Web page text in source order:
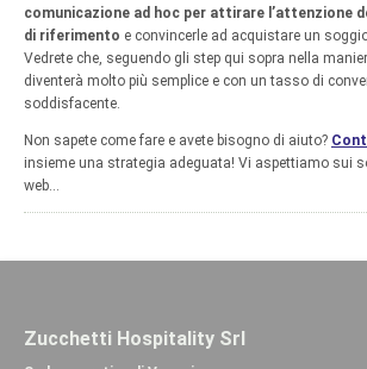
comunicazione ad hoc per attirare l’attenzione
di riferimento e convincerle ad acquistare un
Vedrete che, seguendo gli step qui sopra nella
diventerà molto più semplice e con un tasso di
soddisfacente.
Non sapete come fare e avete bisogno di aiuto?
insieme una strategia adeguata! Vi aspettiamo sui
web…
Zucchetti Hospitality Srl